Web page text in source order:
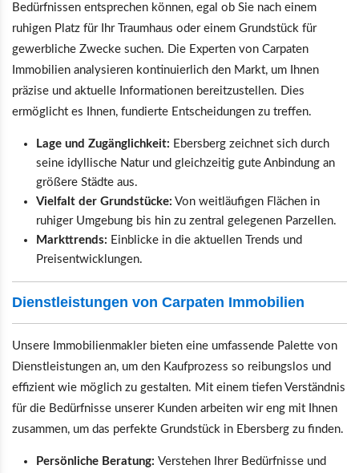
Bedürfnissen entsprechen können, egal ob Sie nach einem
ruhigen Platz für Ihr Traumhaus oder einem Grundstück für
gewerbliche Zwecke suchen. Die Experten von Carpaten
Immobilien analysieren kontinuierlich den Markt, um Ihnen
präzise und aktuelle Informationen bereitzustellen. Dies
ermöglicht es Ihnen, fundierte Entscheidungen zu treffen.
Lage und Zugänglichkeit: Ebersberg zeichnet sich durch
seine idyllische Natur und gleichzeitig gute Anbindung an
größere Städte aus.
Vielfalt der Grundstücke: Von weitläufigen Flächen in
ruhiger Umgebung bis hin zu zentral gelegenen Parzellen.
Markttrends: Einblicke in die aktuellen Trends und
Preisentwicklungen.
Dienstleistungen von Carpaten Immobilien
Unsere Immobilienmakler bieten eine umfassende Palette von
Dienstleistungen an, um den Kaufprozess so reibungslos und
effizient wie möglich zu gestalten. Mit einem tiefen Verständnis
für die Bedürfnisse unserer Kunden arbeiten wir eng mit Ihnen
zusammen, um das perfekte Grundstück in Ebersberg zu finden.
Persönliche Beratung: Verstehen Ihrer Bedürfnisse und